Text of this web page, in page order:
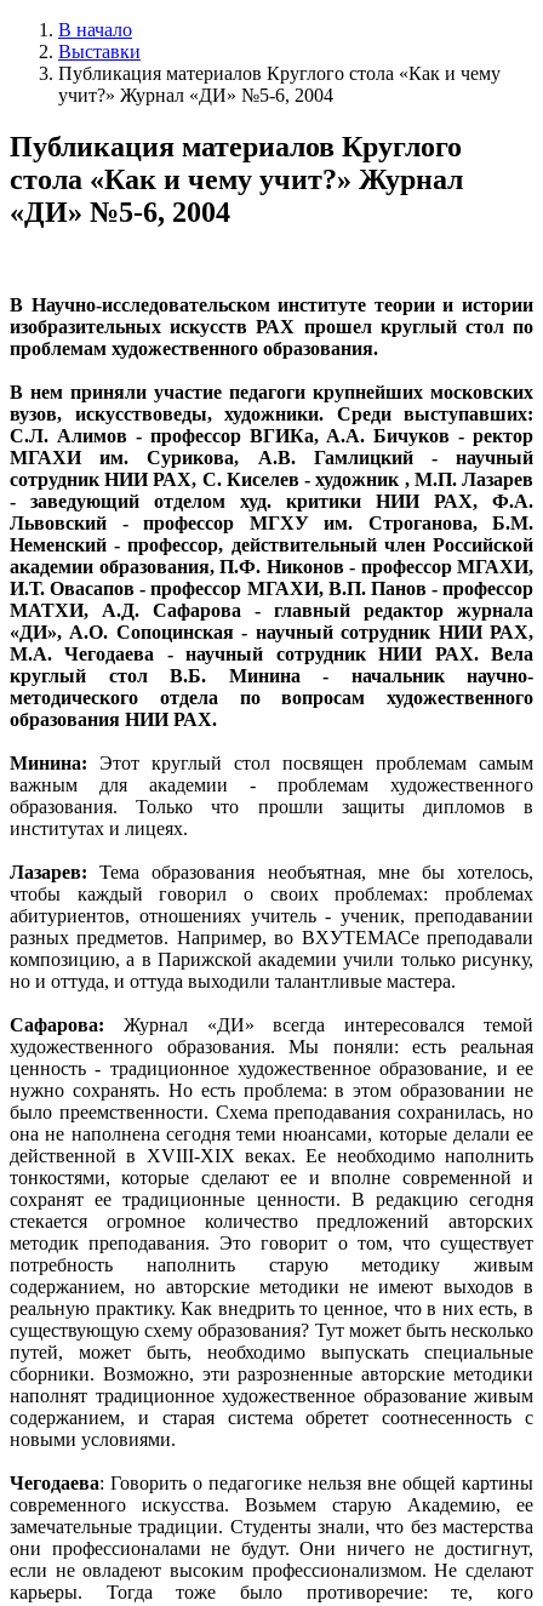
В начало
Выставки
Публикация материалов Круглого стола «Как и чему
учит?» Журнал «ДИ» №5-6, 2004
Публикация материалов Круглого
стола «Как и чему учит?» Журнал
«ДИ» №5-6, 2004
В Научно-исследовательском институте теории и истории
изобразительных искусств РАХ прошел круглый стол по
проблемам художественного образования.
В нем приняли участие педагоги крупнейших московских
вузов, искусствоведы, художники. Среди выступавших:
С.Л. Алимов - профессор ВГИКа, А.А. Бичуков - ректор
МГАХИ им. Сурикова, А.В. Гамлицкий - научный
сотрудник НИИ РАХ, С. Киселев - художник , М.П. Лазарев
- заведующий отделом худ. критики НИИ РАХ, Ф.А.
Львовский - профессор МГХУ им. Строганова, Б.М.
Неменский - профессор, действительный член Российской
академии образования, П.Ф. Никонов - профессор МГАХИ,
И.Т. Овасапов - профессор МГАХИ, В.П. Панов - профессор
МАТХИ, А.Д. Сафарова - главный редактор журнала
«ДИ», А.О. Сопоцинская - научный сотрудник НИИ РАХ,
М.А. Чегодаева - научный сотрудник НИИ РАХ. Вела
круглый стол В.Б. Минина - начальник научно-
методического отдела по вопросам художественного
образования НИИ РАХ.
Минина: Этот круглый стол посвящен проблемам самым
важным для академии - проблемам художественного
образования. Только что прошли защиты дипломов в
институтах и лицеях.
Лазарев:Тема образования необъятная, мне бы хотелось,
чтобы каждый говорил о своих проблемах: проблемах
абитуриентов, отношениях учитель - ученик, преподавании
разных предметов. Например, во ВХУТЕМАСе преподавали
композицию, а в Парижской академии учили только рисунку,
но и оттуда, и оттуда выходили талантливые мастера.
Сафарова: Журнал «ДИ» всегда интересовался темой
художественного образования. Мы поняли: есть реальная
ценность - традиционное художественное образование, и ее
нужно сохранять. Но есть проблема: в этом образовании не
было преемственности. Схема преподавания сохранилась, но
она не наполнена сегодня теми нюансами, которые делали ее
действенной в XVIII-XIX веках. Ее необходимо наполнить
тонкостями, которые сделают ее и вполне современной и
сохранят ее традиционные ценности. В редакцию сегодня
стекается огромное количество предложений авторских
методик преподавания. Это говорит о том, что существует
потребность наполнить старую методику живым
содержанием, но авторские методики не имеют выходов в
реальную практику. Как внедрить то ценное, что в них есть, в
существующую схему образования? Тут может быть несколько
путей, может быть, необходимо выпускать специальные
сборники. Возможно, эти разрозненные авторские методики
наполнят традиционное художественное образование живым
содержанием, и старая система обретет соотнесенность с
новыми условиями.
Чегодаева: Говорить о педагогике нельзя вне общей картины
современного искусства. Возьмем старую Академию, ее
замечательные традиции. Студенты знали, что без мастерства
они профессионалами не будут. Они ничего не достигнут,
если не овладеют высоким профессионализмом. Не сделают
карьеры. Тогда тоже было противоречие: те, кого